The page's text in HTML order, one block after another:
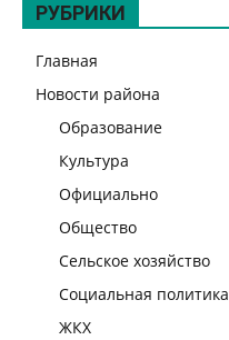
РУБРИКИ
Главная
Новости района
Образование
Культура
Официально
Общество
Сельское хозяйство
Социальная политика
ЖКХ